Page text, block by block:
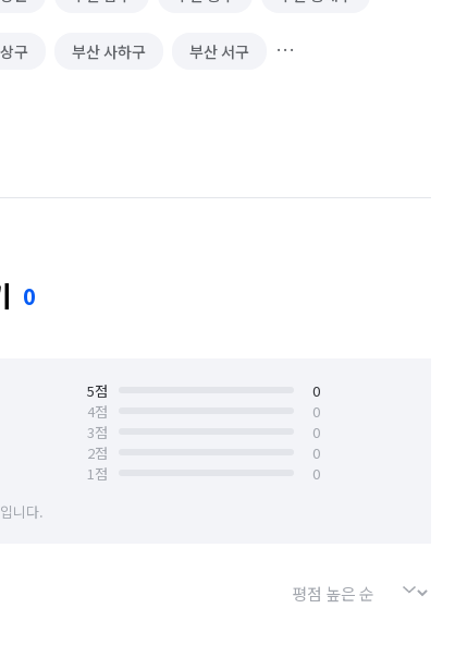
구 부산 사하구 부산 서구
0
5점
0
4점
0
3점
0
2점
0
1점
0
니다.